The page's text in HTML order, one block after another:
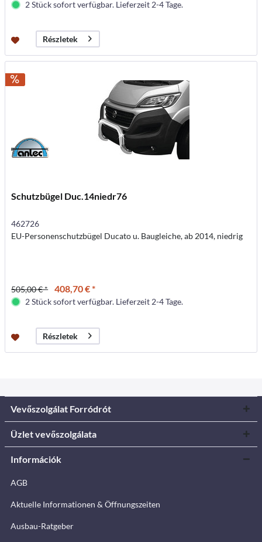
2 Stück sofort verfügbar. Lieferzeit 2-4 Tage.
Részletek
Schutzbügel Duc.14niedr76
462726
EU-Personenschutzbügel Ducato u. Baugleiche, ab 2014, niedrig
505,00 € * 408,70 € *
2 Stück sofort verfügbar. Lieferzeit 2-4 Tage.
Részletek
Vevőszolgálat Forródrót
Üzlet vevőszolgálata
Információk
AGB
Aktuelle Informationen & Öffnungszeiten
Ausbau-Ratgeber